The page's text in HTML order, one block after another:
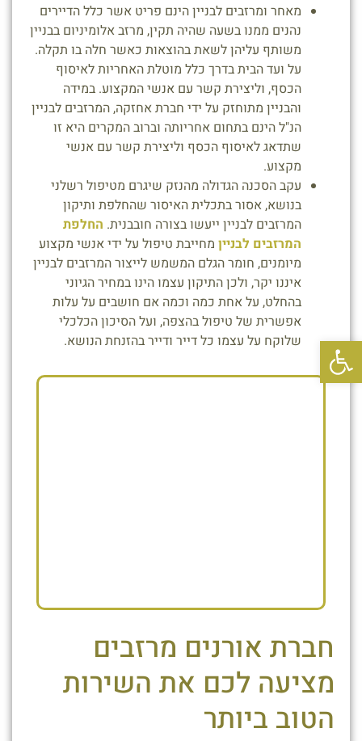
פתח סרגל נגישות
מאחר ומרזבים לבניין הינם פריט אשר כלל הדיירים
נהנים ממנו בשעה שהיה תקין, מרזב אלומיניום בבניין
משותף עליהן לשאת בהוצאות כאשר חלה בו תקלה.
על ועד הבית בדרך כלל מוטלת האחריות לאיסוף
הכסף, וליצירת קשר עם אנשי המקצוע. במידה
והבניין מתוחזק על ידי חברת אחזקה, המרזבים לבניין
הנ"ל הינם בתחום אחריותה וברוב המקרים היא זו
שתדאג לאיסוף הכסף וליצירת קשר עם אנשי
מקצוע.
עקב הסכנה הגדולה מהנזק שיגרם מטיפול רשלני
בנושא, אסור בתכלית האיסור שהחלפת ותיקון
המרזבים לבניין ייעשו בצורה חובבנית. החלפת
המרזבים לבניין מחייבת טיפול על ידי אנשי מקצוע
מיומנים, חומר הגלם המשמש לייצור המרזבים לבניין
איננו יקר, ולכן התיקון עצמו הינו במחיר הגיוני
בהחלט, על אחת כמה וכמה אם חושבים על עלות
אפשרית של טיפול בהצפה, ועל הסיכון הכלכלי
שלוקח על עצמו כל דייר ודייר בהזנחת הנושא.
חברת אורנים מרזבים
מציעה לכם את השירות
הטוב ביותר